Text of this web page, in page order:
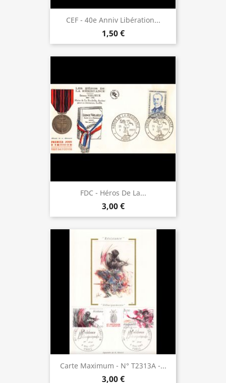
CEF - 40e Anniv Libération...
1,50 €
FDC - Héros De La...
3,00 €
Carte Maximum - N° T2313A -...
3,00 €